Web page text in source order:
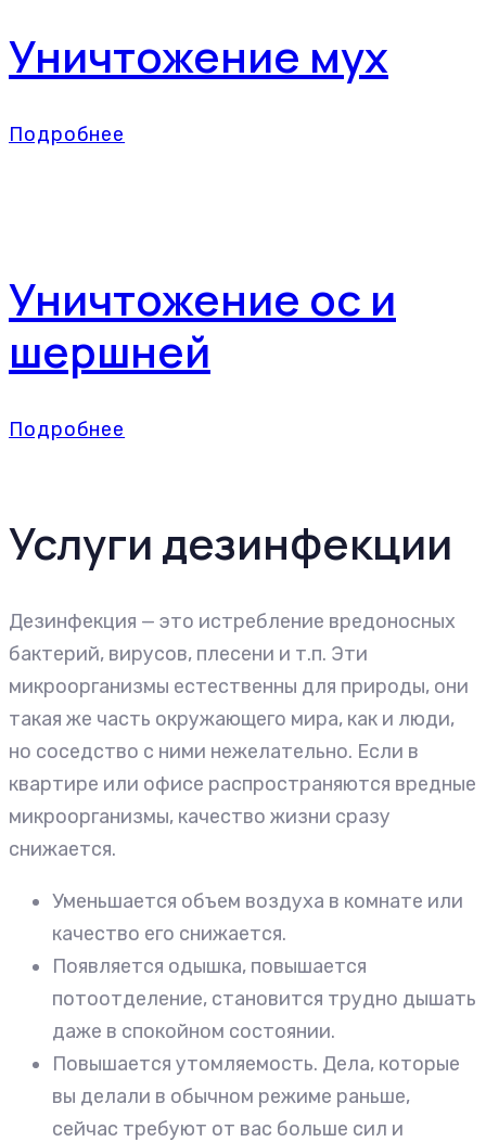
Уничтожение мух
Подробнее
Уничтожение ос и
шершней
Подробнее
Услуги дезинфекции
Дезинфекция — это истребление вредоносных
бактерий, вирусов, плесени и т.п. Эти
микроорганизмы естественны для природы, они
такая же часть окружающего мира, как и люди,
но соседство с ними нежелательно. Если в
квартире или офисе распространяются вредные
микроорганизмы, качество жизни сразу
снижается.
Уменьшается объем воздуха в комнате или
качество его снижается.
Появляется одышка, повышается
потоотделение, становится трудно дышать
даже в спокойном состоянии.
Повышается утомляемость. Дела, которые
вы делали в обычном режиме раньше,
сейчас требуют от вас больше сил и